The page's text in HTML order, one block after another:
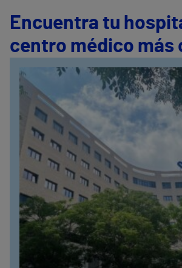
Encuentra tu
centro médico más